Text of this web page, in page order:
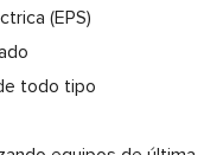
(EPS)
todo tipo